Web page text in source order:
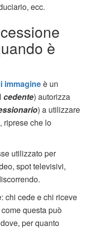
ecc.
è
immagineè un
cedente) autorizza
) a utilizzare
riprese che lo
utilizzato per
spot televisivi,
chi cede e chi riceve
questa può
per quanto